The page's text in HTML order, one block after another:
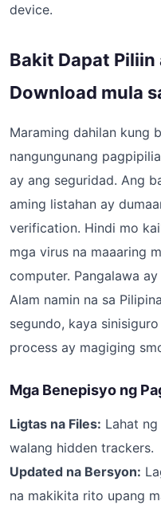
device.
Bakit Dapat Piliin
Download mula
Maraming dahilan kung
nangungunang
ay ang seguridad. Ang
aming listahan ay
verification. Hindi mo
mga virus na maaaring
computer. Pangalawa
Alam namin na sa
segundo, kaya
process ay magiging
Mga Benepisyo ng
Ligtas na Files: Lahat
walang hidden trackers.
Updated na Bersyon:
na makikita rito upang